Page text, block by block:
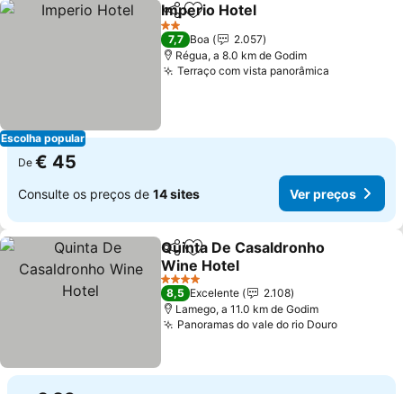
Escolha popular
PartilharAdicionar aos favoritos
Imperio Hotel
2 Estrelas
7,7 Boa
2.057
Régua, a 8.0 km de Godim
Terraço com vista panorâmica
De € 45
Consulte os preços de 14 sites Ver preços
PartilharAdicionar aos favoritos
Quinta De Casaldronho
Wine Hotel
Ver preços
4 Estrelas
8,5 Excelente
2.108
Lamego, a 11.0 km de Godim
Panoramas do vale do rio DouroVer